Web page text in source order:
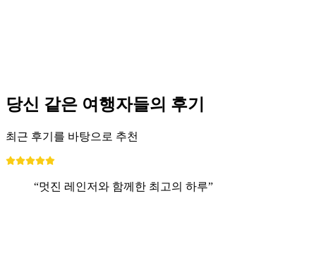
당신 같은 여행자들의 후기
최근 후기를 바탕으로 추천
“멋진 레인저와 함께한 최고의 하루”